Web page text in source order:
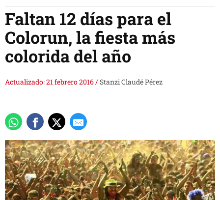
Faltan 12 días para el
Colorun, la fiesta más
colorida del año
Actualizado: 21 febrero 2016/Stanzi Claudé Pérez